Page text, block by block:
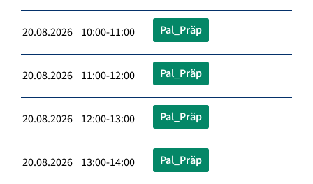
20.08.2026 10:00-11:00 Pal_Präp
20.08.2026 11:00-12:00 Pal_Präp
20.08.2026 12:00-13:00 Pal_Präp
20.08.2026 13:00-14:00 Pal_Präp